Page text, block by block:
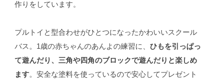
作りをしています。
プルトイと型合わせがひとつになったかわいいスクール
バス。1歳の赤ちゃんのあんよの練習に、 ひもを引っぱっ
て遊んだり、三角や四角のブロックで遊んだりと楽しめ
ます。安全な塗料を使っているので安心してプレゼント